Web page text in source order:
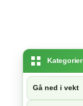
Kategorier
Gå ned i vekt